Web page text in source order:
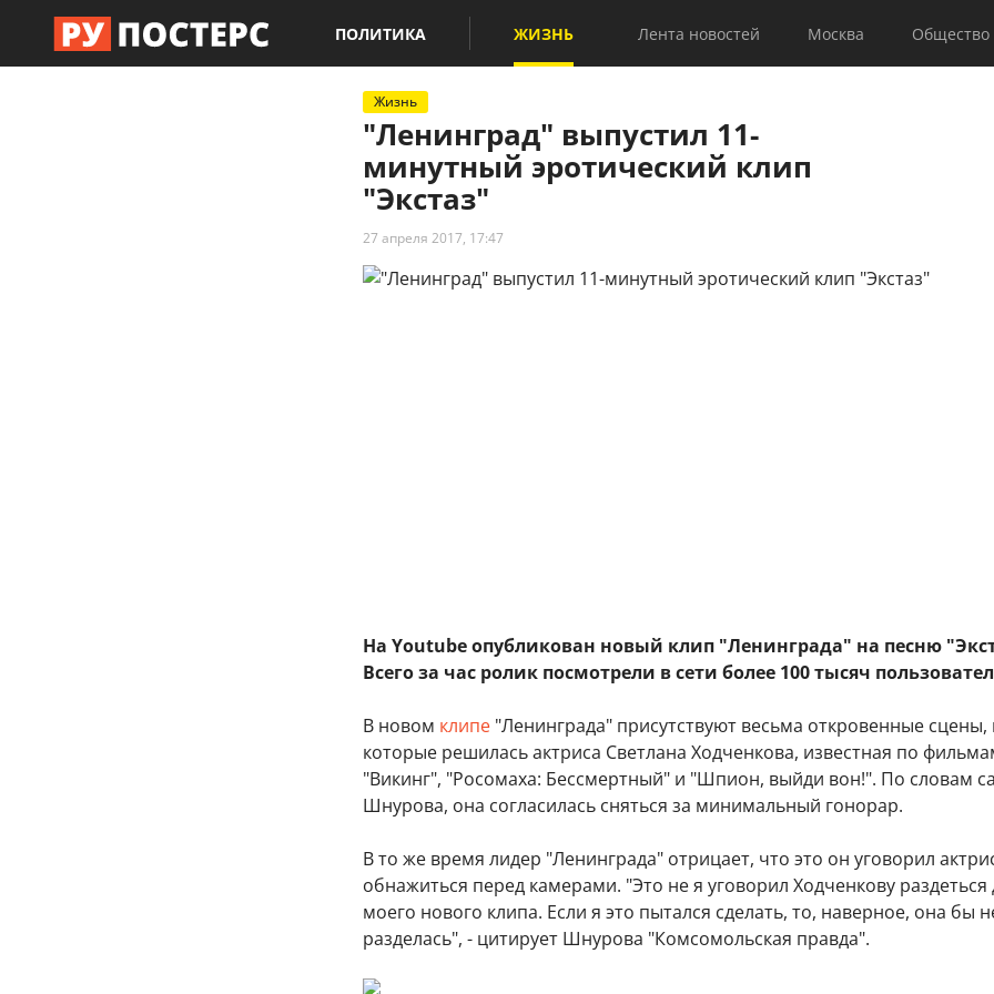
ПОЛИТИКА ЖИЗНЬ Лента новостей Москва Общество
Жизнь
"Ленинград" выпустил 11-
минутный эротический клип
"Экстаз"
27 апреля 2017, 17:47
На Youtube опубликован новый клип "Ленинграда" на песню
Всего за час ролик посмотрели в сети более 100 тысяч
В новом клипе "Ленинграда" присутствуют весьма откровенные сцены,
которые решилась актриса Светлана Ходченкова, известная по
"Викинг", "Росомаха: Бессмертный" и "Шпион, выйди вон!". По словам
Шнурова, она согласилась сняться за минимальный гонорар.
В то же время лидер "Ленинграда" отрицает, что это он уговорил
обнажиться перед камерами. "Это не я уговорил Ходченкову раздеться
моего нового клипа. Если я это пытался сделать, то, наверное, она бы
разделась", - цитирует Шнурова "Комсомольская правда".